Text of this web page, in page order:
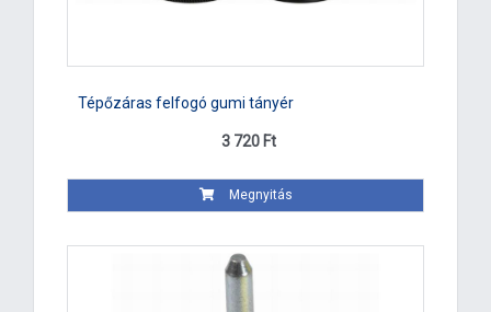
Tépőzáras felfogó gumi tányér
3 720 Ft
Megnyitás